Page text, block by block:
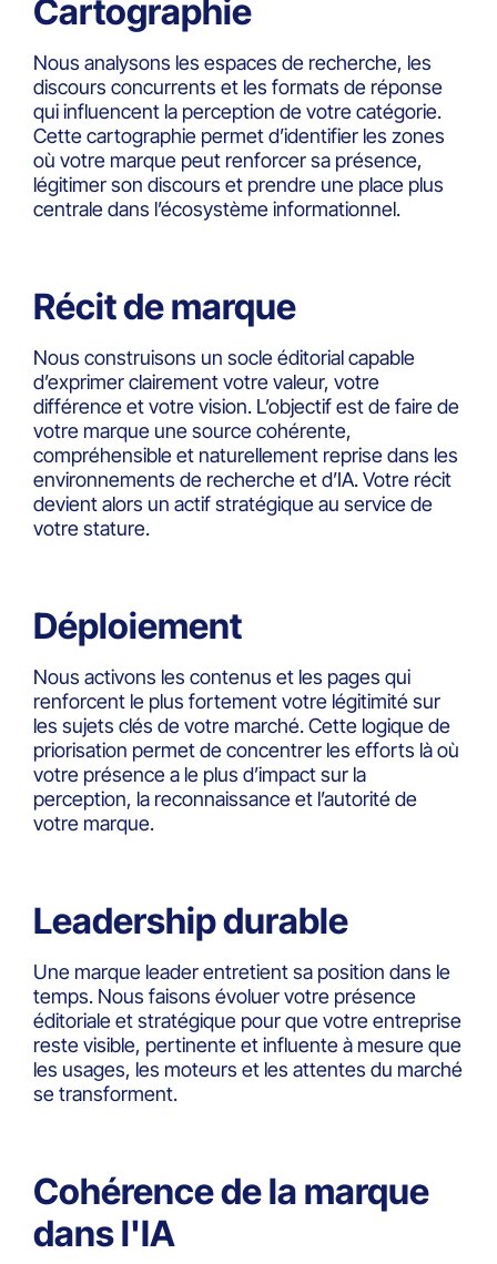
Cartographie
Nous analysons les espaces de recherche, les
discours concurrents et les formats de réponse
qui influencent la perception de votre catégorie.
Cette cartographie permet d’identifier les zones
où votre marque peut renforcer sa présence,
légitimer son discours et prendre une place plus
centrale dans l’écosystème informationnel.
Récit de marque
Nous construisons un socle éditorial capable
d’exprimer clairement votre valeur, votre
différence et votre vision. L’objectif est de faire de
votre marque une source cohérente,
compréhensible et naturellement reprise dans les
environnements de recherche et d’IA. Votre récit
devient alors un actif stratégique au service de
votre stature.
Déploiement
Nous activons les contenus et les pages qui
renforcent le plus fortement votre légitimité sur
les sujets clés de votre marché. Cette logique de
priorisation permet de concentrer les efforts là où
votre présence a le plus d’impact sur la
perception, la reconnaissance et l’autorité de
votre marque.
Leadership durable
Une marque leader entretient sa position dans le
temps. Nous faisons évoluer votre présence
éditoriale et stratégique pour que votre entreprise
reste visible, pertinente et influente à mesure que
les usages, les moteurs et les attentes du marché
se transforment.
Cohérence de la marque
dans l'IA